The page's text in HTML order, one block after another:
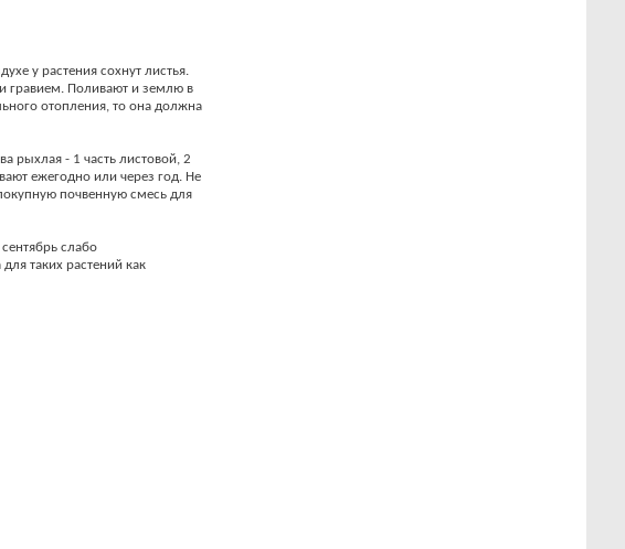
у растения сохнут листья.
гравием. Поливают и землю в
отопления, то она должна
рыхлая - 1 часть листовой, 2
ежегодно или через год. Не
почвенную смесь для
слабо
таких растений как